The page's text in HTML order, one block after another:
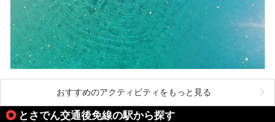
おすすめのアクティビティをもっと見る
とさでん交通後免線の駅から探す